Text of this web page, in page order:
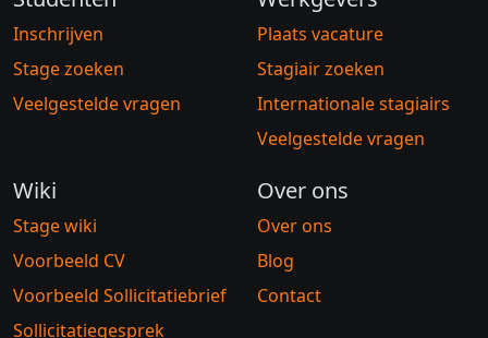
Inschrijven
Stage zoeken
Veelgestelde vragen
Plaats vacature
Stagiair zoeken
Internationale stagiairs
Veelgestelde vragen
Wiki
Stage wiki
Voorbeeld CV
Voorbeeld Sollicitatiebrief
Sollicitatiegesprek
Over ons
Over ons
Blog
Contact